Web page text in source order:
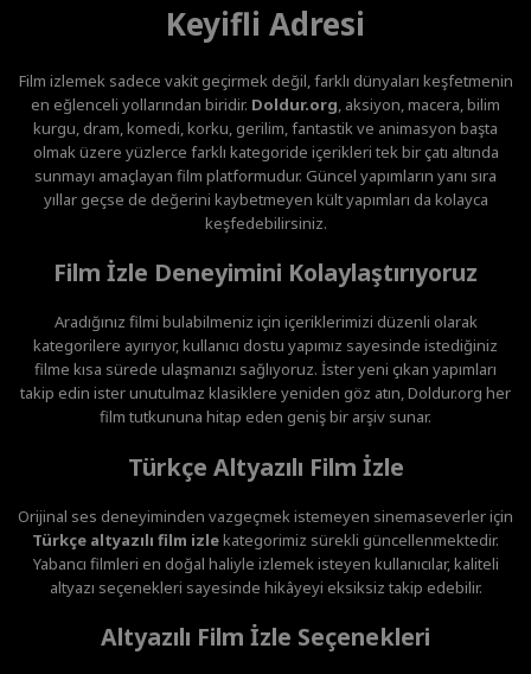
Keyifli Adresi
Film izlemek sadece vakit geçirmek değil, farklı dünyaları keşfetmenin
en eğlenceli yollarından biridir. Doldur.org, aksiyon, macera, bilim
kurgu, dram, komedi, korku, gerilim, fantastik ve animasyon başta
olmak üzere yüzlerce farklı kategoride içerikleri tek bir çatı altında
sunmayı amaçlayan film platformudur. Güncel yapımların yanı sıra
yıllar geçse de değerini kaybetmeyen kült yapımları da kolayca
keşfedebilirsiniz.
Film İzle Deneyimini Kolaylaştırıyoruz
Aradığınız filmi bulabilmeniz için içeriklerimizi düzenli olarak
kategorilere ayırıyor, kullanıcı dostu yapımız sayesinde istediğiniz
filme kısa sürede ulaşmanızı sağlıyoruz. İster yeni çıkan yapımları
takip edin ister unutulmaz klasiklere yeniden göz atın, Doldur.org her
film tutkununa hitap eden geniş bir arşiv sunar.
Türkçe Altyazılı Film İzle
Orijinal ses deneyiminden vazgeçmek istemeyen sinemaseverler için
Türkçe altyazılı film izlekategorimiz sürekli güncellenmektedir.
Yabancı filmleri en doğal haliyle izlemek isteyen kullanıcılar, kaliteli
altyazı seçenekleri sayesinde hikâyeyi eksiksiz takip edebilir.
Altyazılı Film İzle Seçenekleri